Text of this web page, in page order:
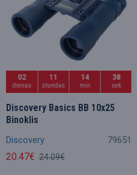
02
dienas
11
stundas
14
min
36
sek
Discovery 79651
Discovery Basics BB 10x25
Binoklis
20.47€ 24.09€